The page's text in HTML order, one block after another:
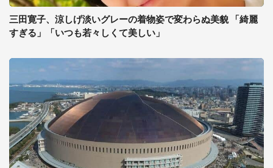
三田寛子、涼しげ淡いグレーの着物姿で変わらぬ美貌 「綺麗
すぎる」「いつも若々しくて美しい」